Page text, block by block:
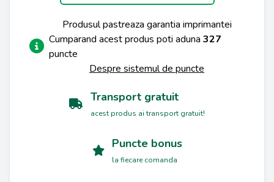
Produsul pastreaza garantia imprimantei
Cumparand acest produs poti aduna 327
puncte
Despre sistemul de puncte
Transport gratuit
acest produs ai transport gratuit!
Puncte bonus
la fiecare comanda